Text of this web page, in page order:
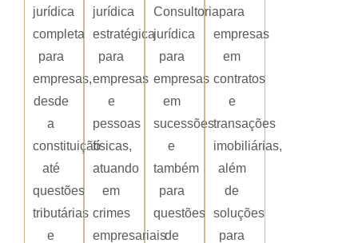
jurídica
completa
para
empresas,
desde
a
constituição
até
questões
tributárias
e
jurídica
estratégica
para
empresas
e
pessoas
físicas,
atuando
em
crimes
empresariais
Consultoria
jurídica
para
empresas
em
sucessões
e
também
para
questões
de
para
empresas
em
contratos
e
transações
imobiliárias,
além
de
soluções
para